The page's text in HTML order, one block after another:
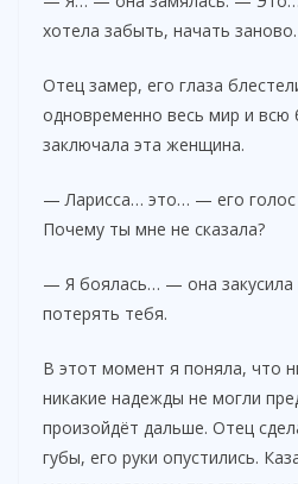
хотела забыть, начать
Отец замер, его глаза
одновременно весь мир и всю
заключала эта женщина.
— Ларисса… это… — его
Почему ты мне не сказала?
— Я боялась… — она закусила
потерять тебя.
В этот момент я поняла, что
никакие надежды не могли
произойдёт дальше. Отец
губы, его руки опустились.